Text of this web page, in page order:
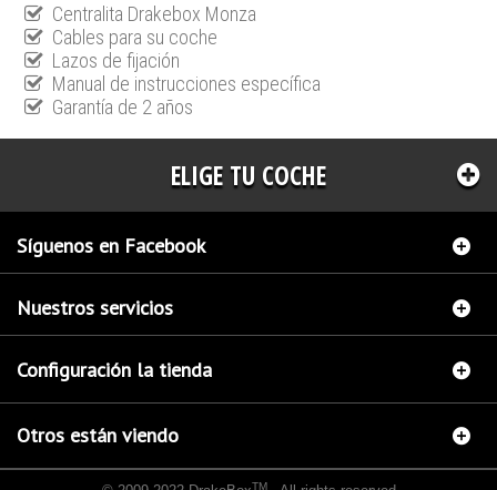
Centralita Drakebox Monza
Cables para su coche
Lazos de fijación
Manual de instrucciones específica
Garantía de 2 años
ELIGE TU COCHE
Síguenos en Facebook
Nuestros servicios
Configuración la tienda
Otros están viendo
TM